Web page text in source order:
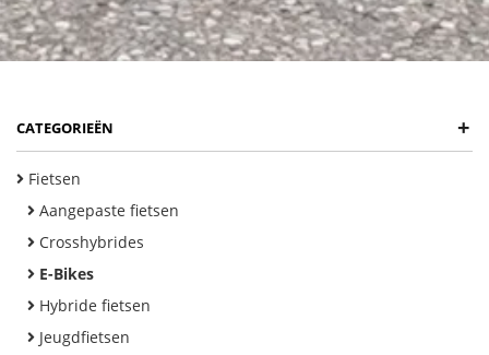
CATEGORIEËN +
Fietsen
Aangepaste fietsen
Crosshybrides
E-Bikes
Hybride fietsen
Jeugdfietsen